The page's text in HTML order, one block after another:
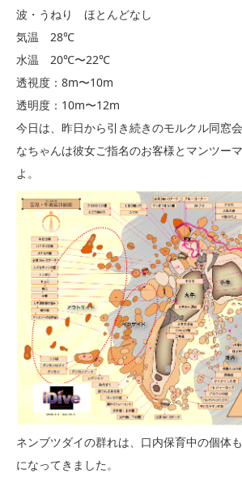
波・うねり ほとんどなし
気温 28℃
水温 20℃〜22℃
透視度：8m〜10m
透明度：10m〜12m
今日は、昨日から引き続きのモルクル同窓
なちゃんは彼女ご指名のお客様とマンツー
よ。
ネンブツダイの群れは、口内保育中の個体
になってきました。